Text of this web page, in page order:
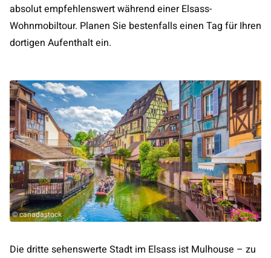
absolut empfehlenswert während einer Elsass-
Wohnmobiltour. Planen Sie bestenfalls einen Tag für Ihren
dortigen Aufenthalt ein.
© canadastock
Die dritte sehenswerte Stadt im Elsass ist Mulhouse – zu